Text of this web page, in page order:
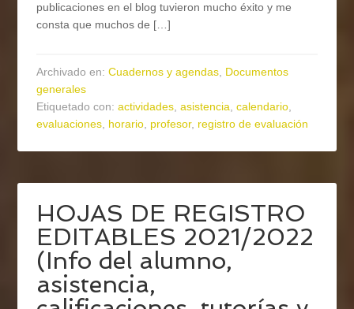
publicaciones en el blog tuvieron mucho éxito y me
consta que muchos de […]
Archivado en:Cuadernos y agendas, Documentos
generales
Etiquetado con:actividades,asistencia,calendario,
evaluaciones, horario, profesor, registro de evaluación
HOJAS DE REGISTRO
EDITABLES 2021/2022
(Info del alumno,
asistencia,